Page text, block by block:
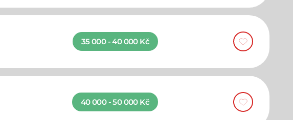
35 000 - 40 000 Kč
40 000 - 50 000 Kč